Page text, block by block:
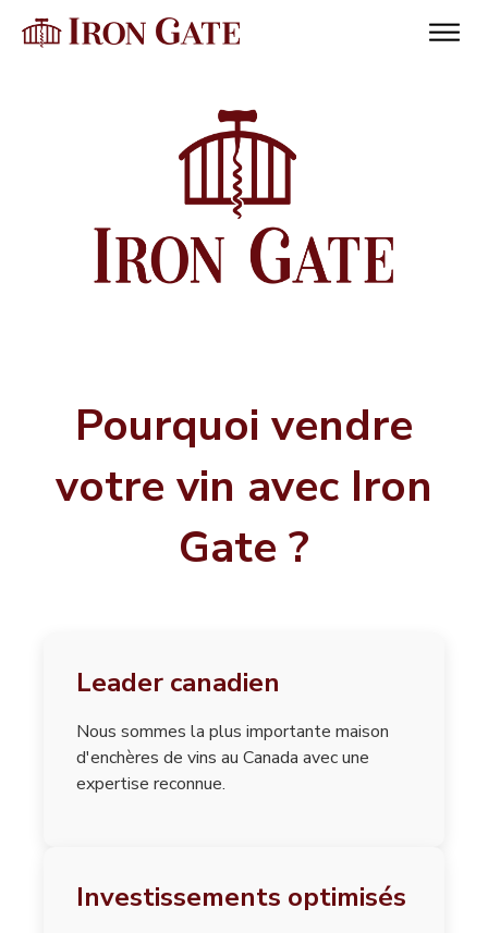
Pourquoi vendre
votre vin avec Iron
Gate ?
Leader canadien
Nous sommes la plus importante maison
d'enchères de vins au Canada avec une
expertise reconnue.
Investissements optimisés